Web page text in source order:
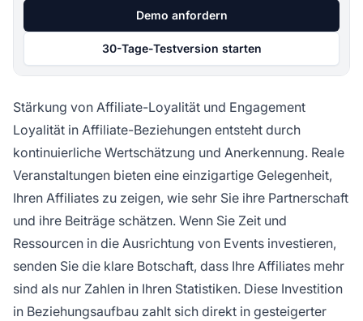
Demo anfordern
30-Tage-Testversion starten
Stärkung von Affiliate-Loyalität und Engagement
Loyalität in Affiliate-Beziehungen entsteht durch
kontinuierliche Wertschätzung und Anerkennung. Reale
Veranstaltungen bieten eine einzigartige Gelegenheit,
Ihren Affiliates zu zeigen, wie sehr Sie ihre Partnerschaft
und ihre Beiträge schätzen. Wenn Sie Zeit und
Ressourcen in die Ausrichtung von Events investieren,
senden Sie die klare Botschaft, dass Ihre Affiliates mehr
sind als nur Zahlen in Ihren Statistiken. Diese Investition
in Beziehungsaufbau zahlt sich direkt in gesteigerter